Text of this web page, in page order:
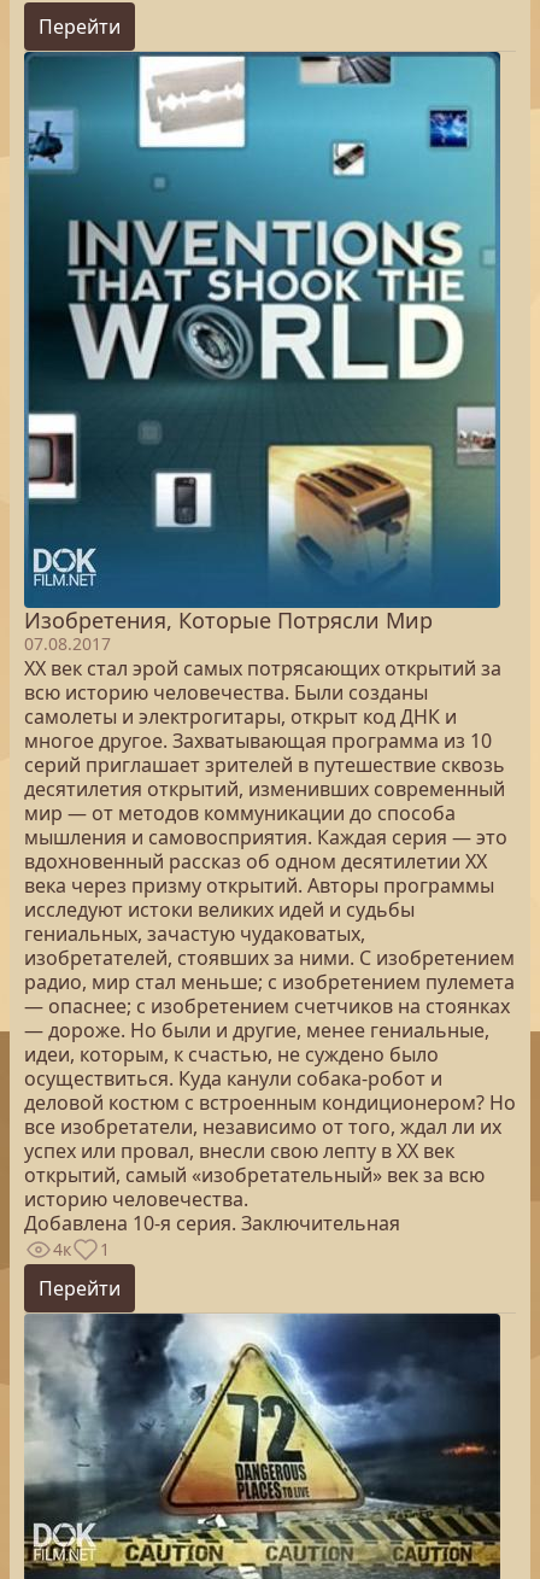
Перейти
Изобретения, Которые Потрясли Мир
07.08.2017
ХХ век стал эрой самых потрясающих открытий за
всю историю человечества. Были созданы
самолеты и электрогитары, открыт код ДНК и
многое другое. Захватывающая программа из 10
серий приглашает зрителей в путешествие сквозь
десятилетия открытий, изменивших современный
мир — от методов коммуникации до способа
мышления и самовосприятия. Каждая серия — это
вдохновенный рассказ об одном десятилетии ХХ
века через призму открытий. Авторы программы
исследуют истоки великих идей и судьбы
гениальных, зачастую чудаковатых,
изобретателей, стоявших за ними. С изобретением
радио, мир стал меньше; с изобретением пулемета
— опаснее; с изобретением счетчиков на стоянках
— дороже. Но были и другие, менее гениальные,
идеи, которым, к счастью, не суждено было
осуществиться. Куда канули собака-робот и
деловой костюм с встроенным кондиционером? Но
все изобретатели, независимо от того, ждал ли их
успех или провал, внесли свою лепту в ХХ век
открытий, самый «изобретательный» век за всю
историю человечества.
Добавлена 10-я серия. Заключительная
4к 1
Перейти